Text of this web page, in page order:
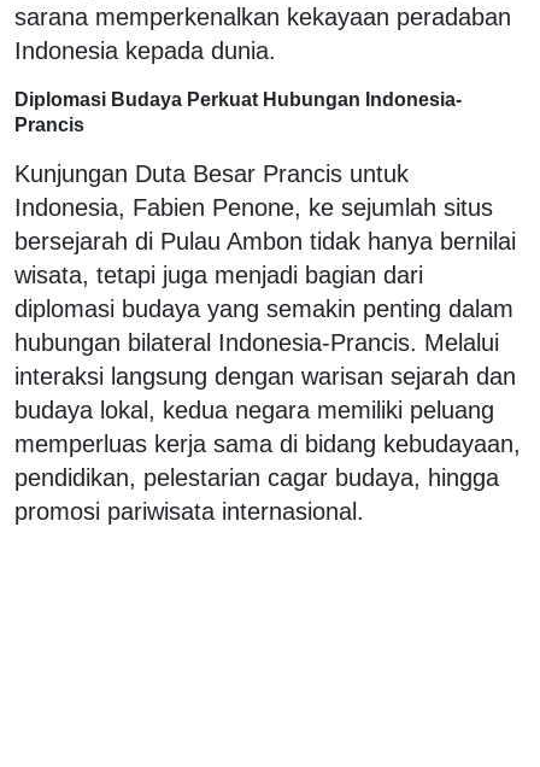
sarana memperkenalkan kekayaan peradaban
Indonesia kepada dunia.
Diplomasi Budaya Perkuat Hubungan Indonesia-
Prancis
Kunjungan Duta Besar Prancis untuk
Indonesia, Fabien Penone, ke sejumlah situs
bersejarah di Pulau Ambon tidak hanya bernilai
wisata, tetapi juga menjadi bagian dari
diplomasi budaya yang semakin penting dalam
hubungan bilateral Indonesia-Prancis. Melalui
interaksi langsung dengan warisan sejarah dan
budaya lokal, kedua negara memiliki peluang
memperluas kerja sama di bidang kebudayaan,
pendidikan, pelestarian cagar budaya, hingga
promosi pariwisata internasional.